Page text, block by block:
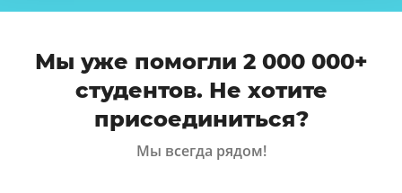
Мы уже помогли 2 000 000+
студентов. Не хотите
присоединиться?
Мы всегда рядом!